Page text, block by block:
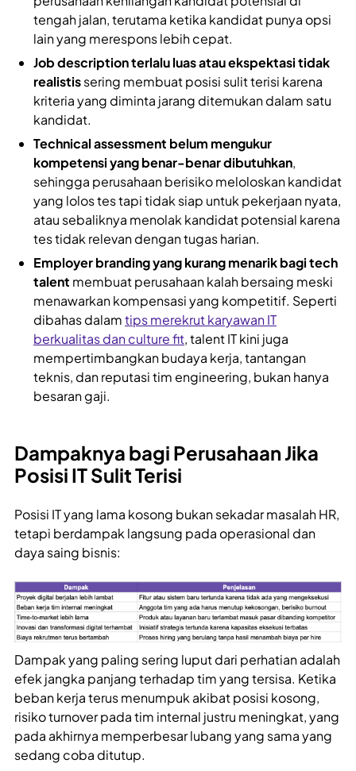
tengah jalan, terutama ketika kandidat punya opsi
lain yang merespons lebih cepat.
Job description terlalu luas atau ekspektasi tidak
realistissering membuat posisi sulit terisi karena
kriteria yang diminta jarang ditemukan dalam satu
kandidat.
Technical assessment belum mengukur
kompetensi yang benar-benar dibutuhkan,
sehingga perusahaan berisiko meloloskan kandidat
yang lolos tes tapi tidak siap untuk pekerjaan nyata,
atau sebaliknya menolak kandidat potensial karena
tes tidak relevan dengan tugas harian.
Employer branding yang kurang menarik bagi tech
talent membuat perusahaan kalah bersaing meski
menawarkan kompensasi yang kompetitif. Seperti
dibahas dalamtips merekrut karyawan IT
berkualitas dan culture fit, talent IT kini juga
mempertimbangkan budaya kerja, tantangan
teknis, dan reputasi tim engineering, bukan hanya
besaran gaji.
Dampaknya bagi Perusahaan Jika
Posisi IT Sulit Terisi
Posisi IT yang lama kosong bukan sekadar masalah HR,
tetapi berdampak langsung pada operasional dan
daya saing bisnis:
Dampak yang paling sering luput dari perhatian adalah
efek jangka panjang terhadap tim yang tersisa. Ketika
beban kerja terus menumpuk akibat posisi kosong,
risiko turnover pada tim internal justru meningkat, yang
pada akhirnya memperbesar lubang yang sama yang
sedang coba ditutup.